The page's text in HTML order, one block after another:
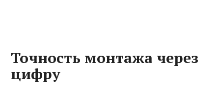
Точность монтажа через
цифру